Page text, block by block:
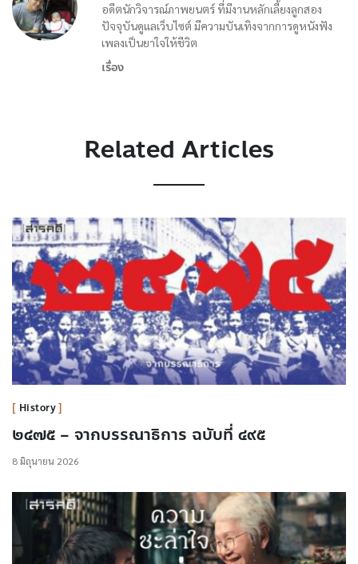
อดีตนักวิจารณ์ภาพยนตร์ ที่มีงานหลักเลี้ยงลูกสอง
ปัจจุบันดูแลเว็บไซต์ มีความบันเทิงจากการดูหนังฟัง
เพลงเป็นยาใจให้ชีวิต
เรื่อง
Related Articles
History
๒๔๗๕ – จากบรรณาธิการ ฉบับที่ ๔๙๕
8 มิถุนายน 2026